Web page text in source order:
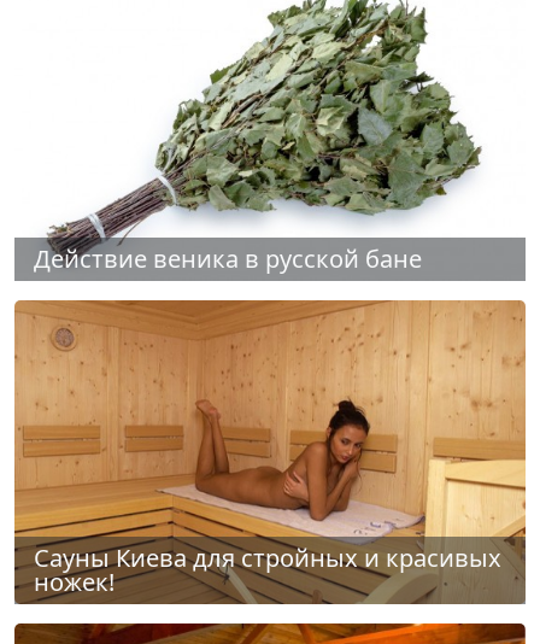
Действие веника в русской бане
Сауны Киева для стройных и красивых
ножек!